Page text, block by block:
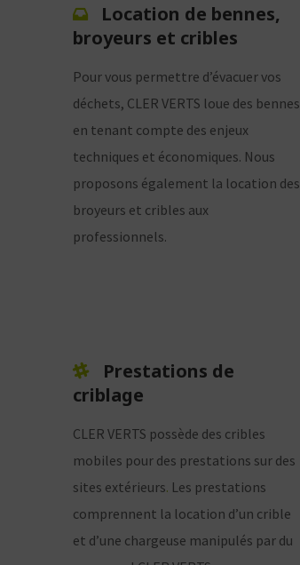
Location de bennes,
broyeurs et cribles
Pour vous permettre d’évacuer vos
déchets, CLER VERTS loue des bennes
en tenant compte des enjeux
techniques et économiques. Nous
proposons également la location des
broyeurs et cribles aux
professionnels.
Prestations de
criblage
CLER VERTS possède des cribles
mobiles pour des prestations sur des
sites extérieurs. Les prestations
comprennent la location d’un crible
et d’une chargeuse manipulés par du